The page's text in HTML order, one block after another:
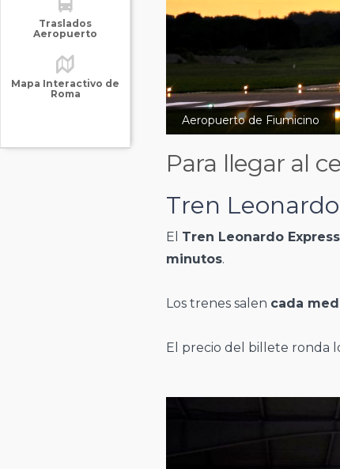
Traslados
Aeropuerto
Mapa Interactivo de
Roma
Aeropuerto de Fiumicino
Para llegar al
Tren
El Tren Leonardo Express
minutos.
Los trenes salen cada
El precio del billete ronda